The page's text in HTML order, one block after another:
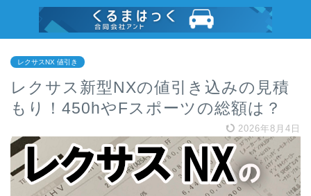
レクサスNX 値引き
レクサス新型NXの値引き込みの見積
もり！450hやFスポーツの総額は？
2026年8月4日